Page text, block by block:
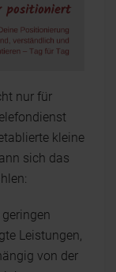
nur für
kleine
sich das
Leistungen,
von der